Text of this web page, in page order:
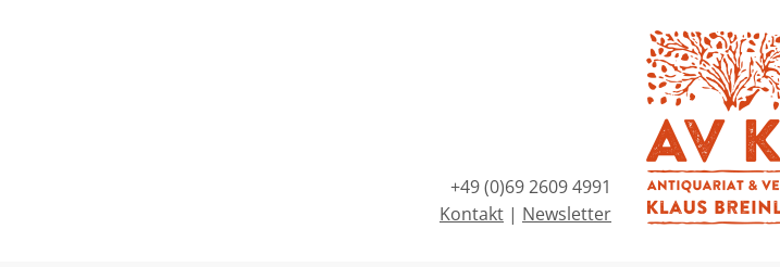
+49 (0)69 2609 4991
Kontakt | Newsletter